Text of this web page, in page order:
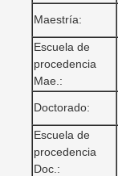
Maestría:
Escuela de
procedencia
Mae.:
Doctorado:
Escuela de
procedencia
Doc.: